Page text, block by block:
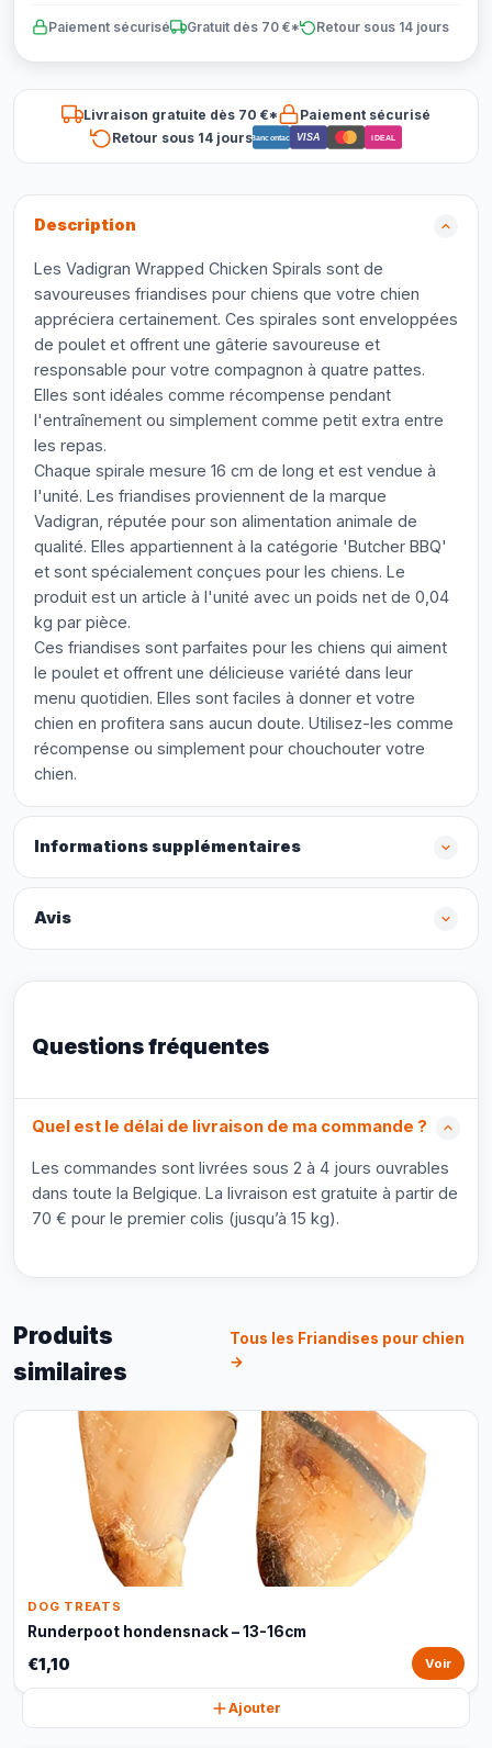
Paiement sécurisé Gratuit dès 70 €* Retour sous 14 jours
Livraison gratuite dès 70 €*
Paiement sécurisé
Retour sous 14 joursBancontact VISA iDEAL
Description
Les Vadigran Wrapped Chicken Spirals sont de
savoureuses friandises pour chiens que votre chien
appréciera certainement. Ces spirales sont enveloppées
de poulet et offrent une gâterie savoureuse et
responsable pour votre compagnon à quatre pattes.
Elles sont idéales comme récompense pendant
l'entraînement ou simplement comme petit extra entre
les repas.
Chaque spirale mesure 16 cm de long et est vendue à
l'unité. Les friandises proviennent de la marque
Vadigran, réputée pour son alimentation animale de
qualité. Elles appartiennent à la catégorie 'Butcher BBQ'
et sont spécialement conçues pour les chiens. Le
produit est un article à l'unité avec un poids net de 0,04
kg par pièce.
Ces friandises sont parfaites pour les chiens qui aiment
le poulet et offrent une délicieuse variété dans leur
menu quotidien. Elles sont faciles à donner et votre
chien en profitera sans aucun doute. Utilisez-les comme
récompense ou simplement pour chouchouter votre
chien.
Informations supplémentaires
Avis
Questions fréquentes
Quel est le délai de livraison de ma commande ?
Les commandes sont livrées sous 2 à 4 jours ouvrables
dans toute la Belgique. La livraison est gratuite à partir de
70 € pour le premier colis (jusqu’à 15 kg).
Produits
similaires
Tous les Friandises pour chien
→
DOG TREATS
Runderpoot hondensnack – 13-16cm
€1,10 Voir
Ajouter